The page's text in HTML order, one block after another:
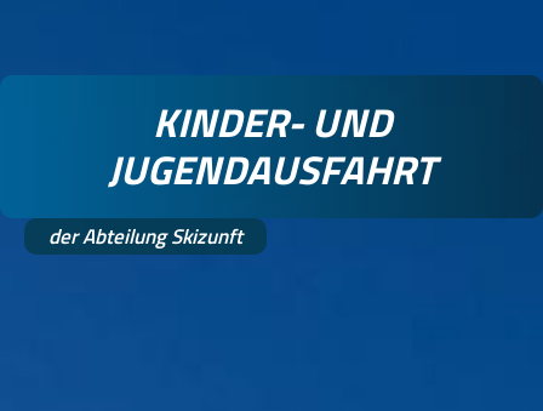
KINDER- UND
JUGENDAUSFAHRT
der Abteilung Skizunft